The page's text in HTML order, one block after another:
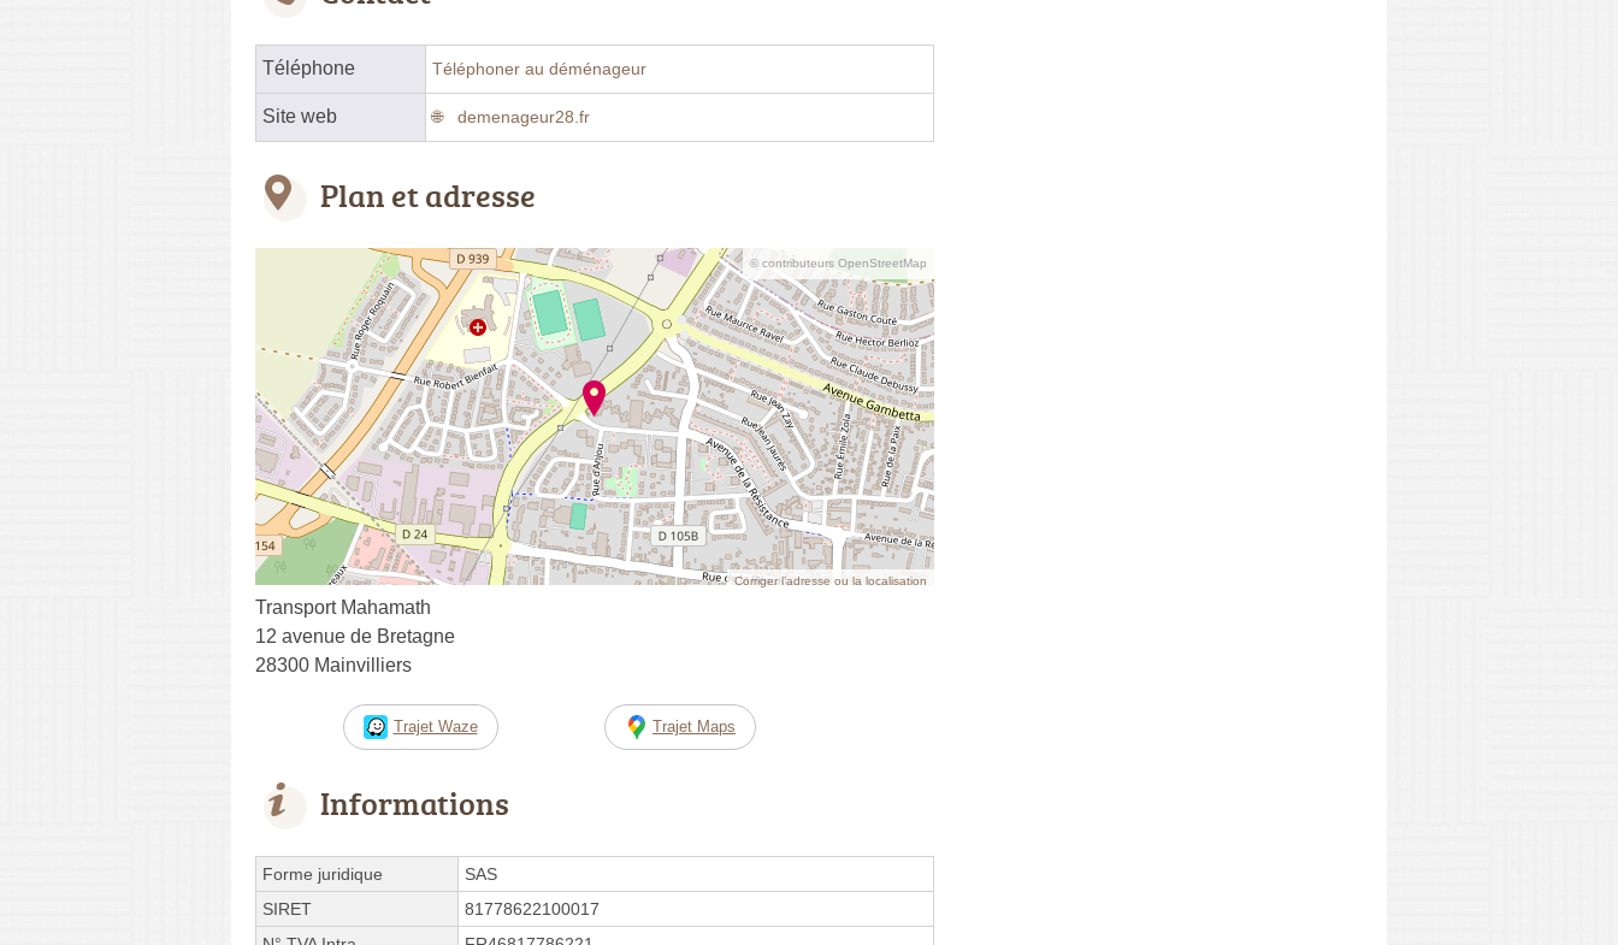
Téléphone Téléphoner au déménageur
Site web demenageur28.fr
Plan et adresse
© contributeurs OpenStreetMap
Corriger l’adresse ou la localisation
Transport Mahamath
12 avenue de Bretagne
28300 Mainvilliers
Trajet Waze Trajet Maps
Informations
Forme juridique
SAS
SIRET
81778622100017